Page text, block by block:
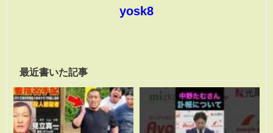
yosk8
最近書いた記事